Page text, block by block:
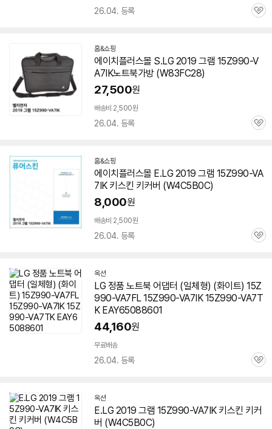
26.04. 등록
관
홈&쇼핑
에이치플러스몰 S.LG 2019 그램 15Z990-V
A7IK노트북가방 (W83FC28)
27,500원
배송비 2,500원
26.04. 등록
관
홈&쇼핑
에이치플러스몰 E.LG 2019 그램 15Z990-VA
7IK키스킨 키커버 (W4C5B0C)
8,000원
배송비 2,500원
26.04. 등록
관
옥션
LG 정품 노트북 어댑터 (일체형) (화이트) 15Z
990-VA7FL15Z990-VA7IK15Z990-VA7T
K EAY65088601
44,160원
무료배송
26.04. 등록
관
옥션
E.LG 2019 그램 15Z990-VA7IK키스킨 키커
버 (W4C5B0C)